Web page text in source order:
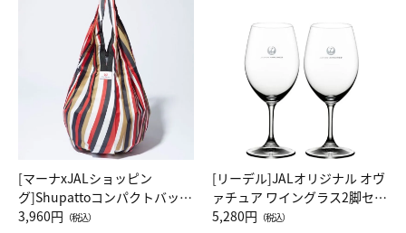
[マーナxJALショッピン
グ]Shupattoコンパクトバッグ
Drop JAL客室乗務員（LC）ス
3,960円 （税込）
[リーデル]JALオリジナル オヴ
ァチュア ワイングラス2脚セッ
ト（レッドワイン）
5,280円 （税込）